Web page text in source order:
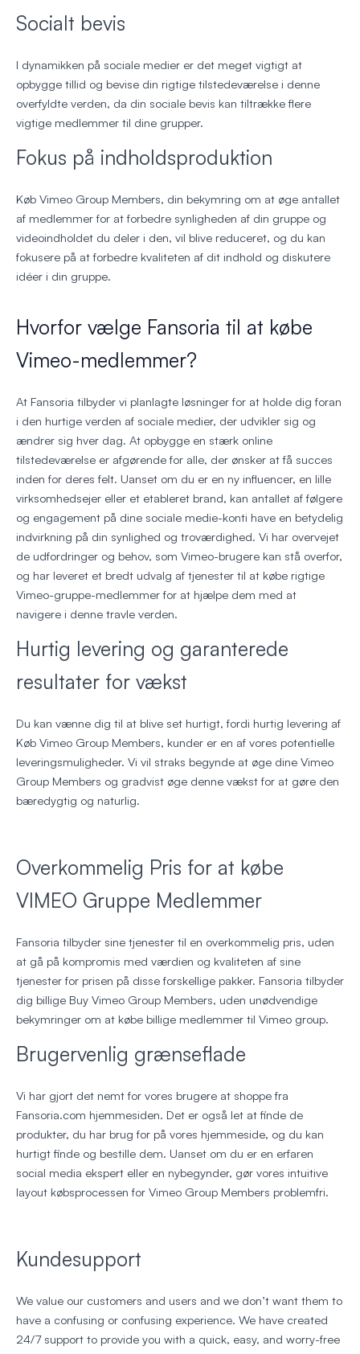
Socialt bevis
I dynamikken på sociale medier er det meget vigtigt at
opbygge tillid og bevise din rigtige tilstedeværelse i denne
overfyldte verden, da din sociale bevis kan tiltrække flere
vigtige medlemmer til dine grupper.
Fokus på indholdsproduktion
Køb Vimeo Group Members, din bekymring om at øge antallet
af medlemmer for at forbedre synligheden af din gruppe og
videoindholdet du deler i den, vil blive reduceret, og du kan
fokusere på at forbedre kvaliteten af dit indhold og diskutere
idéer i din gruppe.
Hvorfor vælge Fansoria til at købe
Vimeo-medlemmer?
At Fansoria tilbyder vi planlagte løsninger for at holde dig foran
i den hurtige verden af sociale medier, der udvikler sig og
ændrer sig hver dag. At opbygge en stærk online
tilstedeværelse er afgørende for alle, der ønsker at få succes
inden for deres felt. Uanset om du er en ny influencer, en lille
virksomhedsejer eller et etableret brand, kan antallet af følgere
og engagement på dine sociale medie-konti have en betydelig
indvirkning på din synlighed og troværdighed. Vi har overvejet
de udfordringer og behov, som Vimeo-brugere kan stå overfor,
og har leveret et bredt udvalg af tjenester til at købe rigtige
Vimeo-gruppe-medlemmer for at hjælpe dem med at
navigere i denne travle verden.
Hurtig levering og garanterede
resultater for vækst
Du kan vænne dig til at blive set hurtigt, fordi hurtig levering af
Køb Vimeo Group Members, kunder er en af vores potentielle
leveringsmuligheder. Vi vil straks begynde at øge dine Vimeo
Group Members og gradvist øge denne vækst for at gøre den
bæredygtig og naturlig.
Overkommelig Pris for at købe
VIMEO Gruppe Medlemmer
Fansoria tilbyder sine tjenester til en overkommelig pris, uden
at gå på kompromis med værdien og kvaliteten af sine
tjenester for prisen på disse forskellige pakker. Fansoria tilbyder
dig billige Buy Vimeo Group Members, uden unødvendige
bekymringer om at købe billige medlemmer til Vimeo group.
Brugervenlig grænseflade
Vi har gjort det nemt for vores brugere at shoppe fra
Fansoria.com hjemmesiden. Det er også let at finde de
produkter, du har brug for på vores hjemmeside, og du kan
hurtigt finde og bestille dem. Uanset om du er en erfaren
social media ekspert eller en nybegynder, gør vores intuitive
layout købsprocessen for Vimeo Group Members problemfri.
Kundesupport
We value our customers and users and we don’t want them to
have a confusing or confusing experience. We have created
24/7 support to provide you with a quick, easy, and worry-free